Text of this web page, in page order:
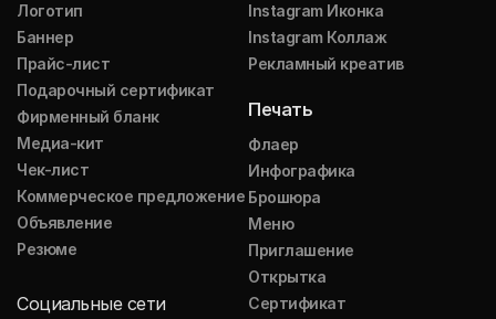
Логотип
Баннер
Прайс-лист
Подарочный сертификат
Фирменный бланк
Медиа-кит
Чек-лист
Коммерческое предложение
Объявление
Резюме
Социальные сети
Instagram Иконка
Instagram Коллаж
Рекламный креатив
Печать
Флаер
Инфографика
Брошюра
Меню
Приглашение
Открытка
Сертификат